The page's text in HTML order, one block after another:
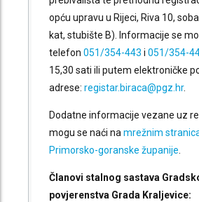
opću upravu u Rijeci, Riva 10, soba
kat, stubište B). Informacije se
telefon 051/354-443 i 051/354-
15,30 sati ili putem elektroničke
adrese: registar.biraca@pgz.hr.
Dodatne informacije vezane uz
mogu se naći na mrežnim
Primorsko-goranske županije
Članovi stalnog sastava
povjerenstva Grada Kraljevice: